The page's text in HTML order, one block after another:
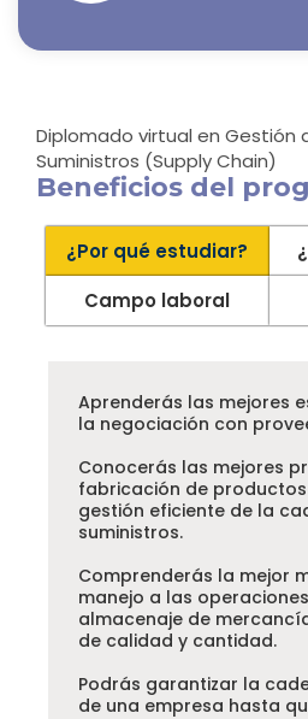
Diplomado virtual en Gestión
Suministros (Supply Chain)
Beneficios del
¿Por qué estudiar?
Campo laboral
Aprenderás las mejores
la negociación con
Conocerás las mejores
fabricación de
gestión eficiente de la
suministros.
Comprenderás la mejor
manejo a las
almacenaje de
de calidad y cantidad.
Podrás garantizar la
de una empresa hasta